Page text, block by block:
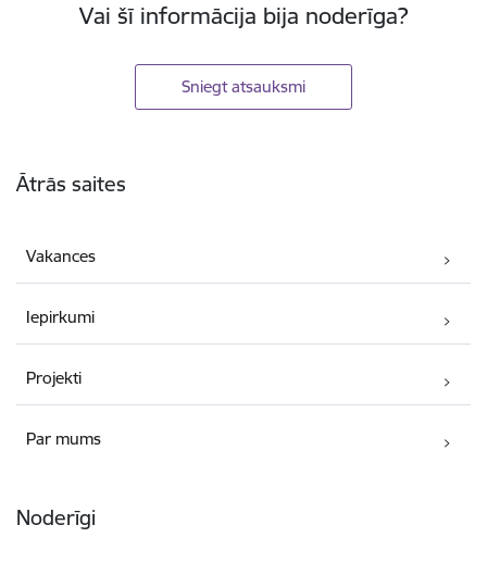
Vai šī informācija bija noderīga?
Sniegt atsauksmi
Ātrās saites
Vakances
Iepirkumi
Projekti
Par mums
Noderīgi